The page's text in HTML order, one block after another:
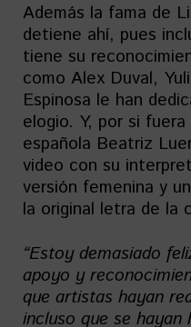
Además la fama de
detiene ahí, pues
tiene su
como Alex Duval,
Espinosa le han
elogio. Y, por si
española Beatriz
video con su
versión femenina y
la original letra de la
“Estoy demasiado
apoyo y
que artistas hayan
incluso que se hayan